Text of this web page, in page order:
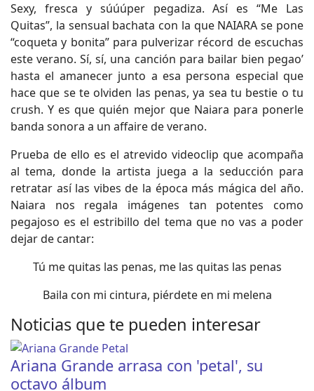
Sexy, fresca y súúúper pegadiza. Así es “Me Las
Quitas”, la sensual bachata con la que NAIARA se pone
“coqueta y bonita” para pulverizar récord de escuchas
este verano. Sí, sí, una canción para bailar bien pegao’
hasta el amanecer junto a esa persona especial que
hace que se te olviden las penas, ya sea tu bestie o tu
crush. Y es que quién mejor que Naiara para ponerle
banda sonora a un affaire de verano.
Prueba de ello es el atrevido videoclip que acompaña
al tema, donde la artista juega a la seducción para
retratar así las vibes de la época más mágica del año.
Naiara nos regala imágenes tan potentes como
pegajoso es el estribillo del tema que no vas a poder
dejar de cantar:
Tú me quitas las penas, me las quitas las penas
Baila con mi cintura, piérdete en mi melena
Noticias que te pueden interesar
Ariana Grande arrasa con 'petal', su
octavo álbum